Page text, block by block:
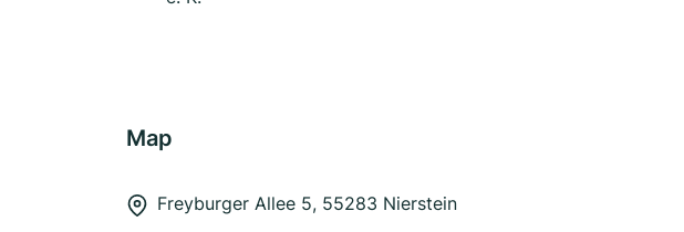
Map
Freyburger Allee 5, 55283 Nierstein